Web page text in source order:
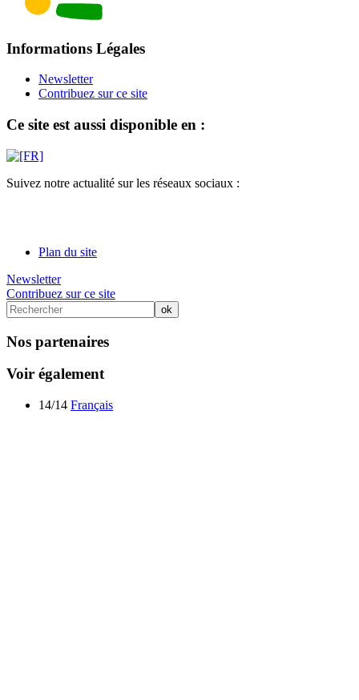
Informations Légales
Newsletter
Contribuez sur ce site
Ce site est aussi disponible en :
Suivez notre actualité sur les réseaux sociaux :
Plan du site
Newsletter
Contribuez sur ce site
Nos partenaires
Voir également
14/14 Français